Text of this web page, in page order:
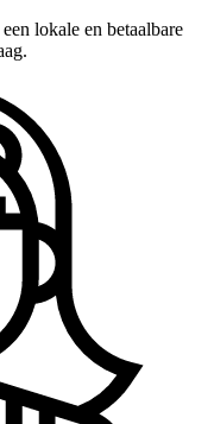
lokale en betaalbare